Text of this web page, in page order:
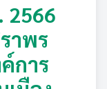
2566
าพร
การ